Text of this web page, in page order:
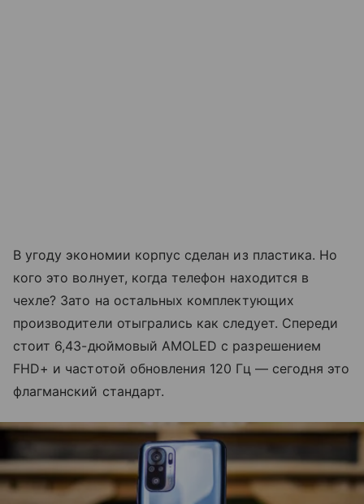
В угоду экономии корпус сделан из пластика. Но
кого это волнует, когда телефон находится в
чехле? Зато на остальных комплектующих
производители отыгрались как следует. Спереди
стоит 6,43-дюймовый AMOLED с разрешением
FHD+ и частотой обновления 120 Гц — сегодня это
флагманский стандарт.